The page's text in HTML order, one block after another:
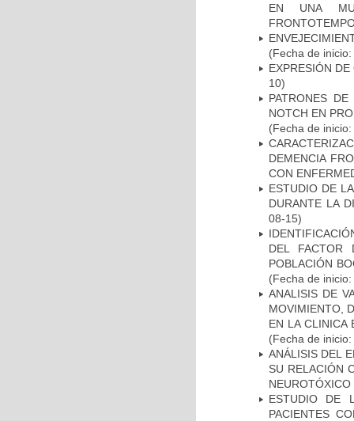
EN UNA
(Fecha de
EXPRESIÓN
10)
PATRONES
NOTCH EN
(Fecha de
DEMENCIA
CON
ESTUDIO DE
DURANTE LA
08-15)
DEL FACTOR
POBLACIÓN
(Fecha de
ANALISIS DE
MOVIMIENTO,
EN LA CLINICA
(Fecha de
ANÁLISIS DEL
SU RELACIÓN
NEUROTÓXICO
ESTUDIO DE
PACIENTES